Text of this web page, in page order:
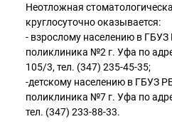
Неотложная
круглосуточно оказывается:
- взрослому населению в
поликлиника №2 г. Уфа по
105/3, тел. (347) 235-45-35;
-детскому населению в ГБУЗ
поликлиника №7 г. Уфа по
тел. (347) 233-88-33.